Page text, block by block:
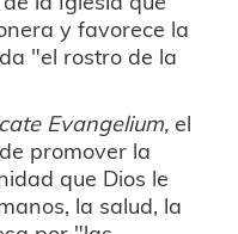
y favorece la
"el rostro de la
Evangelium, el
promover la
que Dios le
la salud, la